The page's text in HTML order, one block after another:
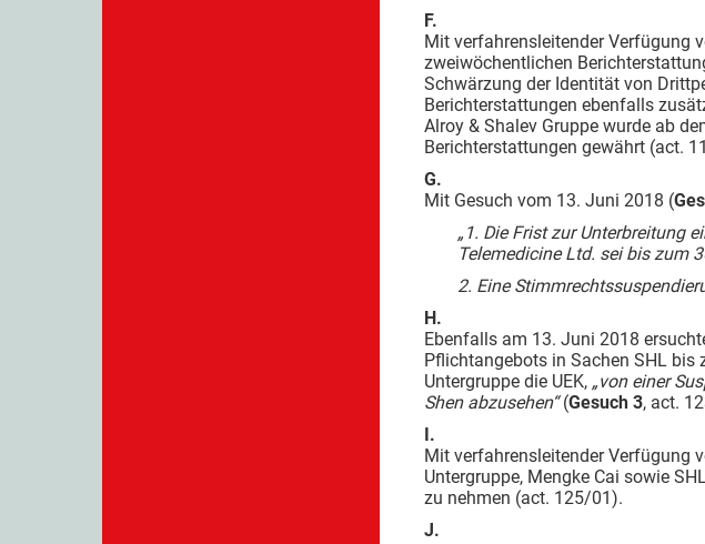
F.
Mit verfahrensleitender Verfügung
zweiwöchentlichen
Schwärzung der Identität von
Berichterstattungen ebenfalls
Alroy & Shalev Gruppe wurde ab
Berichterstattungen gewährt (act.
G.
Mit Gesuch vom 13. Juni 2018 (
„1. Die Frist zur Unterbreitung
Telemedicine Ltd. sei bis zum
2. Eine
H.
Ebenfalls am 13. Juni 2018
Pflichtangebots in Sachen SHL bis
Untergruppe die UEK, „von einer
Shen abzusehen“(Gesuch 3, act.
I.
Mit verfahrensleitender Verfügung
Untergruppe, Mengke Cai sowie
zu nehmen (act. 125/01).
J.